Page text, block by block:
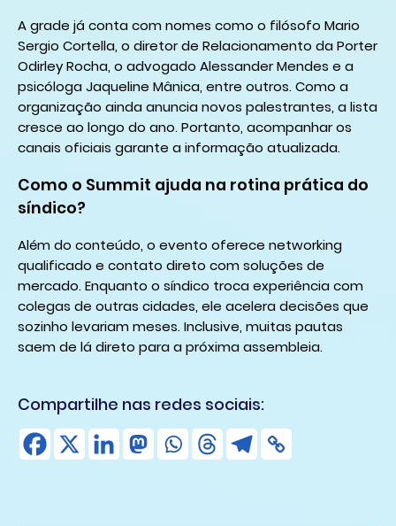
A grade já conta com nomes como o filósofo Mario
Sergio Cortella, o diretor de Relacionamento da Porter
Odirley Rocha, o advogado Alessander Mendes e a
psicóloga Jaqueline Mânica, entre outros. Como a
organização ainda anuncia novos palestrantes, a lista
cresce ao longo do ano. Portanto, acompanhar os
canais oficiais garante a informação atualizada.
Como o Summit ajuda na rotina prática do
síndico?
Além do conteúdo, o evento oferece networking
qualificado e contato direto com soluções de
mercado. Enquanto o síndico troca experiência com
colegas de outras cidades, ele acelera decisões que
sozinho levariam meses. Inclusive, muitas pautas
saem de lá direto para a próxima assembleia.
Compartilhe nas redes sociais: